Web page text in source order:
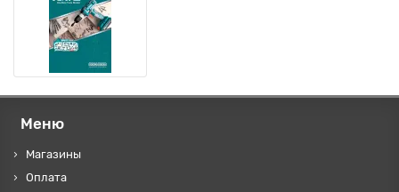
Меню
Магазины
Оплата